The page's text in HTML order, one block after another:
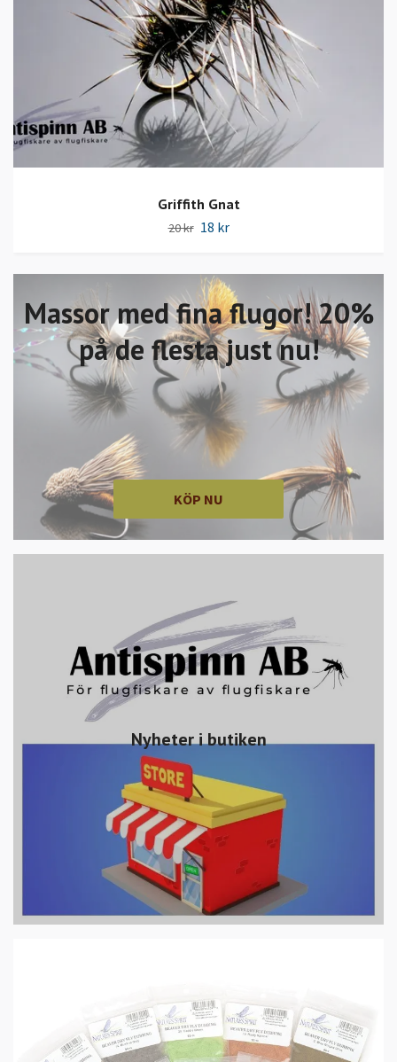
Massor med fina flugor! 20%
på de flesta just nu!
KÖP NU
Nyheter i butiken
Griffith Gnat
20 kr 18 kr